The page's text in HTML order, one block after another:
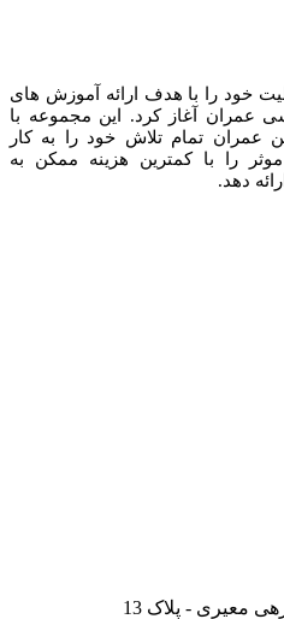
زاگرس از سال ۱۳۹۶ فعالیت خود را با هدف ارائه آموزش های
عمران آغاز کرد. این مجموعه با
عمران تمام تلاش خود را به کار
را با کمترین هزینه ممکن به
دهد.
معیری - پلاک 13